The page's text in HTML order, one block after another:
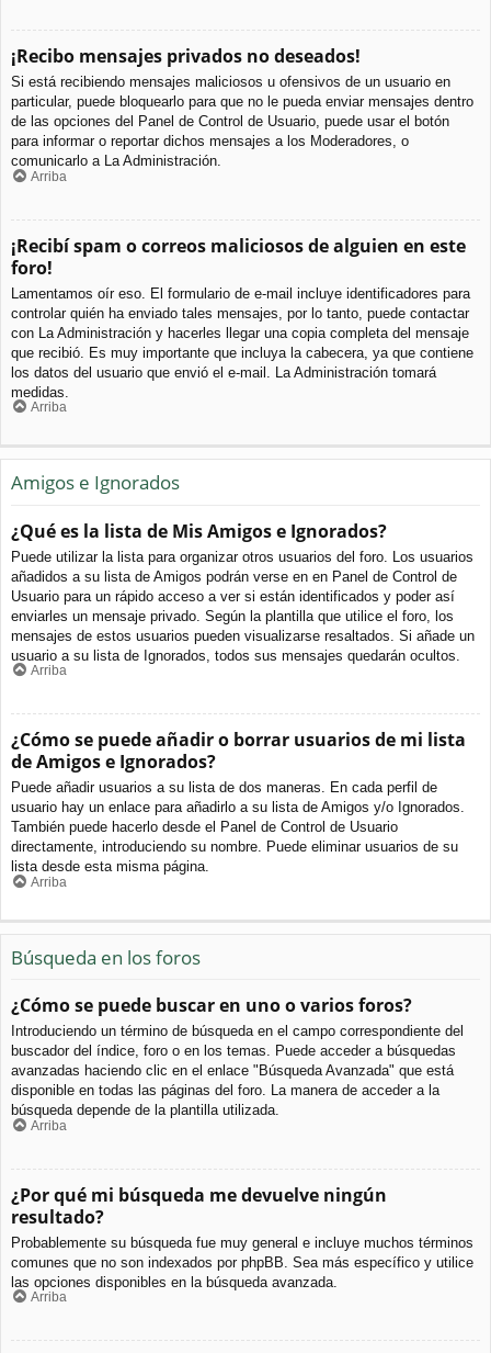
¡Recibo mensajes privados no deseados!
Si está recibiendo mensajes maliciosos u ofensivos de un usuario en
particular, puede bloquearlo para que no le pueda enviar mensajes dentro
de las opciones del Panel de Control de Usuario, puede usar el botón
para informar o reportar dichos mensajes a los Moderadores, o
comunicarlo a La Administración.
Arriba
¡Recibí spam o correos maliciosos de alguien en este
foro!
Lamentamos oír eso. El formulario de e-mail incluye identificadores para
controlar quién ha enviado tales mensajes, por lo tanto, puede contactar
con La Administración y hacerles llegar una copia completa del mensaje
que recibió. Es muy importante que incluya la cabecera, ya que contiene
los datos del usuario que envió el e-mail. La Administración tomará
medidas.
Arriba
Amigos e Ignorados
¿Qué es la lista de Mis Amigos e Ignorados?
Puede utilizar la lista para organizar otros usuarios del foro. Los usuarios
añadidos a su lista de Amigos podrán verse en en Panel de Control de
Usuario para un rápido acceso a ver si están identificados y poder así
enviarles un mensaje privado. Según la plantilla que utilice el foro, los
mensajes de estos usuarios pueden visualizarse resaltados. Si añade un
usuario a su lista de Ignorados, todos sus mensajes quedarán ocultos.
Arriba
¿Cómo se puede añadir o borrar usuarios de mi lista
de Amigos e Ignorados?
Puede añadir usuarios a su lista de dos maneras. En cada perfil de
usuario hay un enlace para añadirlo a su lista de Amigos y/o Ignorados.
También puede hacerlo desde el Panel de Control de Usuario
directamente, introduciendo su nombre. Puede eliminar usuarios de su
lista desde esta misma página.
Arriba
Búsqueda en los foros
¿Cómo se puede buscar en uno o varios foros?
Introduciendo un término de búsqueda en el campo correspondiente del
buscador del índice, foro o en los temas. Puede acceder a búsquedas
avanzadas haciendo clic en el enlace "Búsqueda Avanzada" que está
disponible en todas las páginas del foro. La manera de acceder a la
búsqueda depende de la plantilla utilizada.
Arriba
¿Por qué mi búsqueda me devuelve ningún
resultado?
Probablemente su búsqueda fue muy general e incluye muchos términos
comunes que no son indexados por phpBB. Sea más específico y utilice
las opciones disponibles en la búsqueda avanzada.
Arriba